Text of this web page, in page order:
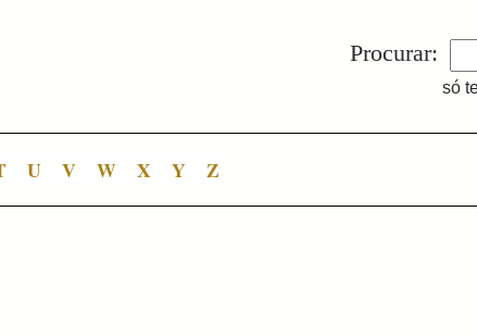
Procurar:
só
U V W X Y Z